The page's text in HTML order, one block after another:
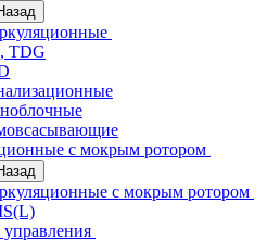
TDG
с мокрым ротором
с мокрым ротором